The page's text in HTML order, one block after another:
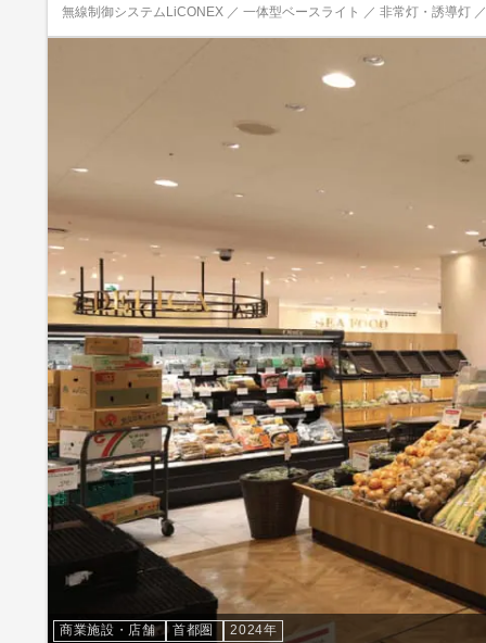
無線制御システムLiCONEX ／ 一体型ベースライト ／ 非常灯・誘導灯
商業施設・店舗 首都圏 2024年